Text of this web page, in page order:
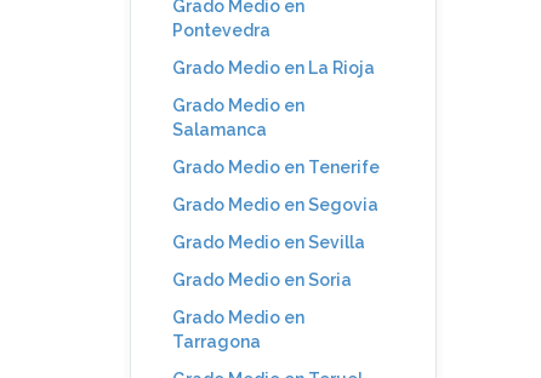
Grado Medio en
Pontevedra
Grado Medio en La Rioja
Grado Medio en
Salamanca
Grado Medio en Tenerife
Grado Medio en Segovia
Grado Medio en Sevilla
Grado Medio en Soria
Grado Medio en
Tarragona